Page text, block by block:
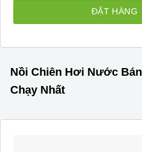
ĐẶT HÀNG
Nồi Chiên Hơi Nước Bán
Chạy Nhất